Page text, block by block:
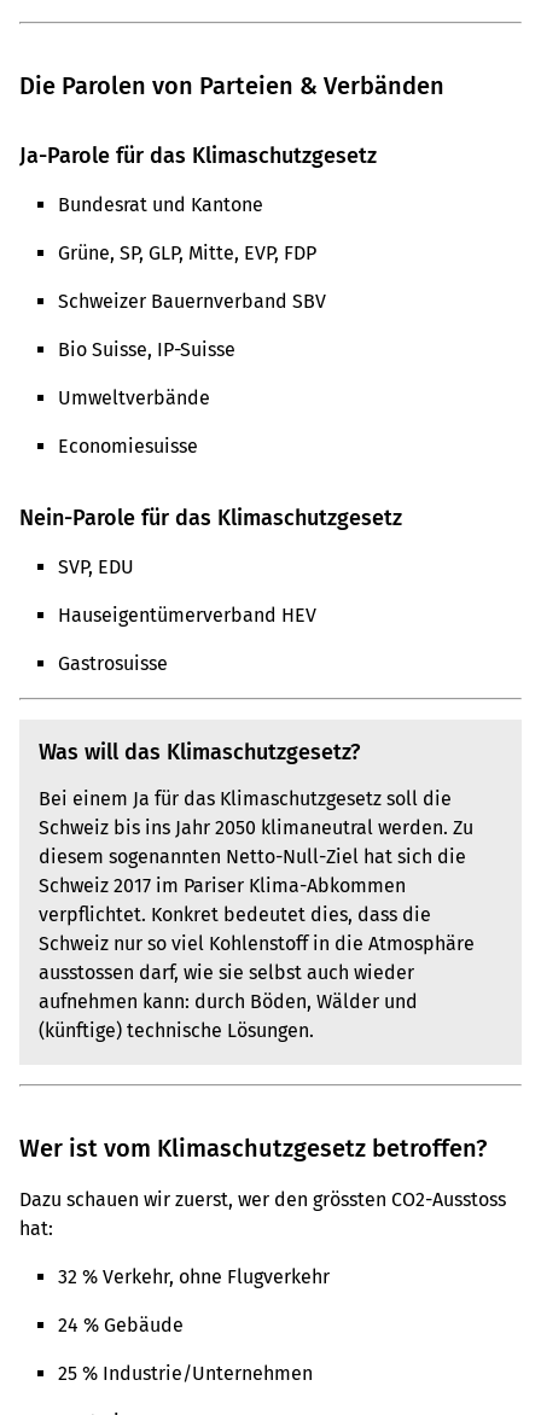
Die Parolen von Parteien & Verbänden
Ja-Parole für das Klimaschutzgesetz
Bundesrat und Kantone
Grüne, SP, GLP, Mitte, EVP, FDP
Schweizer Bauernverband SBV
Bio Suisse, IP-Suisse
Umweltverbände
Economiesuisse
Nein-Parole für das Klimaschutzgesetz
SVP, EDU
Hauseigentümerverband HEV
Gastrosuisse
Was will das Klimaschutzgesetz?
Bei einem Ja für das Klimaschutzgesetz soll die
Schweiz bis ins Jahr 2050 klimaneutral werden. Zu
diesem sogenannten Netto-Null-Ziel hat sich die
Schweiz 2017 im Pariser Klima-Abkommen
verpflichtet. Konkret bedeutet dies, dass die
Schweiz nur so viel Kohlenstoff in die Atmosphäre
ausstossen darf, wie sie selbst auch wieder
aufnehmen kann: durch Böden, Wälder und
(künftige) technische Lösungen.
Wer ist vom Klimaschutzgesetz betroffen?
Dazu schauen wir zuerst, wer den grössten CO2-Ausstoss
hat:
32 % Verkehr, ohne Flugverkehr
24 % Gebäude
25 % Industrie/Unternehmen